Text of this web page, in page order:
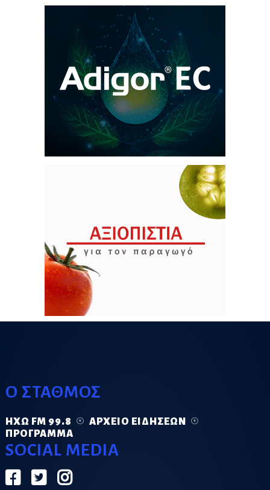
Ο ΣΤΑΘΜΟΣ
ΗΧΏ FM 99.8
ΑΡΧΕΊΟ ΕΙΔΉΣΕΩΝ
ΠΡΌΓΡΑΜΜΑ
SOCIAL MEDIA